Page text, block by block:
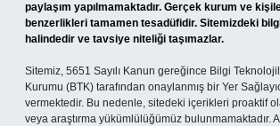
paylaşım yapılmamaktadır. Gerçek kurum ve
benzerlikleri tamamen tesadüfidir. Sitemizdeki
halindedir ve tavsiye niteliği taşımazlar.
Sitemiz, 5651 Sayılı Kanun gereğince Bilgi
Kurumu (BTK) tarafından onaylanmış bir Yer
vermektedir. Bu nedenle, sitedeki içerikleri proaktif
veya araştırma yükümlülüğümüz bulunmamaktadır.